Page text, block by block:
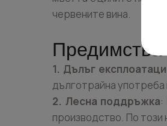
червените вина.
Предимства
1. Дълъг
дълготрайна употреба
2. Лесна поддръжка:
производство. По този